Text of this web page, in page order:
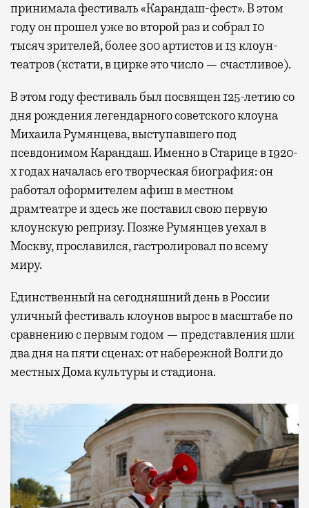
принимала фестиваль «Карандаш-фест». В этом
году он прошел уже во второй раз и собрал 10
тысяч зрителей, более 300 артистов и 13 клоун-
театров (кстати, в цирке это число — счастливое).
В этом году фестиваль был посвящен 125-летию со
дня рождения легендарного советского клоуна
Михаила Румянцева, выступавшего под
псевдонимом Карандаш. Именно в Старице в 1920-
х годах началась его творческая биография: он
работал оформителем афиш в местном
драмтеатре и здесь же поставил свою первую
клоунскую репризу. Позже Румянцев уехал в
Москву, прославился, гастролировал по всему
миру.
Единственный на сегодняшний день в России
уличный фестиваль клоунов вырос в масштабе по
сравнению с первым годом — представления шли
два дня на пяти сценах: от набережной Волги до
местных Дома культуры и стадиона.